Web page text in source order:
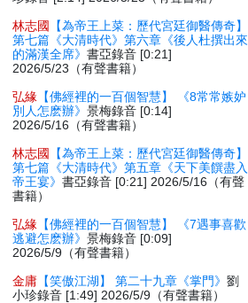
林志國
【為帝王上菜：歷代宮廷御醫傳奇】
第七篇《大清時代》第六章《後人杜撰出來
的滿漢全席》書亞錄音 [0:21]
2026/5/23（有聲書籍）
弘緣 【佛經裡的一百個智慧】 《8常常嫉妒
別人怎麽辦》景梅錄音 [0:14]
2026/5/16（有聲書籍）
林志國
【為帝王上菜：歷代宮廷御醫傳奇】
第七篇《大清時代》第五章《天下美饌盡入
帝王宴》書亞錄音 [0:21] 2026/5/16（有聲
書籍）
弘緣 【佛經裡的一百個智慧】 《7遇事喜歡
逃避怎麽辦》景梅錄音 [0:09]
2026/5/9（有聲書籍）
金庸 【笑傲江湖】 第二十九章《掌門》劉
小珍錄音 [1:49] 2026/5/9（有聲書籍）